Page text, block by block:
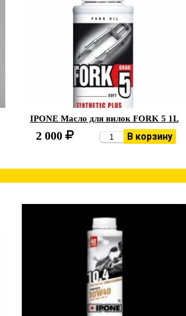
IPONE Масло для вилок FORK 5 1L
2 000 В корзину